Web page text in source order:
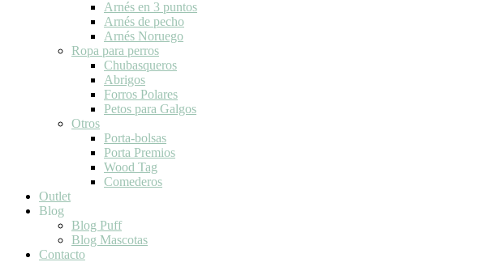
Arnés en 3 puntos
Arnés de pecho
Arnés Noruego
Ropa para perros
Chubasqueros
Abrigos
Forros Polares
Petos para Galgos
Otros
Porta-bolsas
Porta Premios
Wood Tag
Comederos
Outlet
Blog
Blog Puff
Blog Mascotas
Contacto